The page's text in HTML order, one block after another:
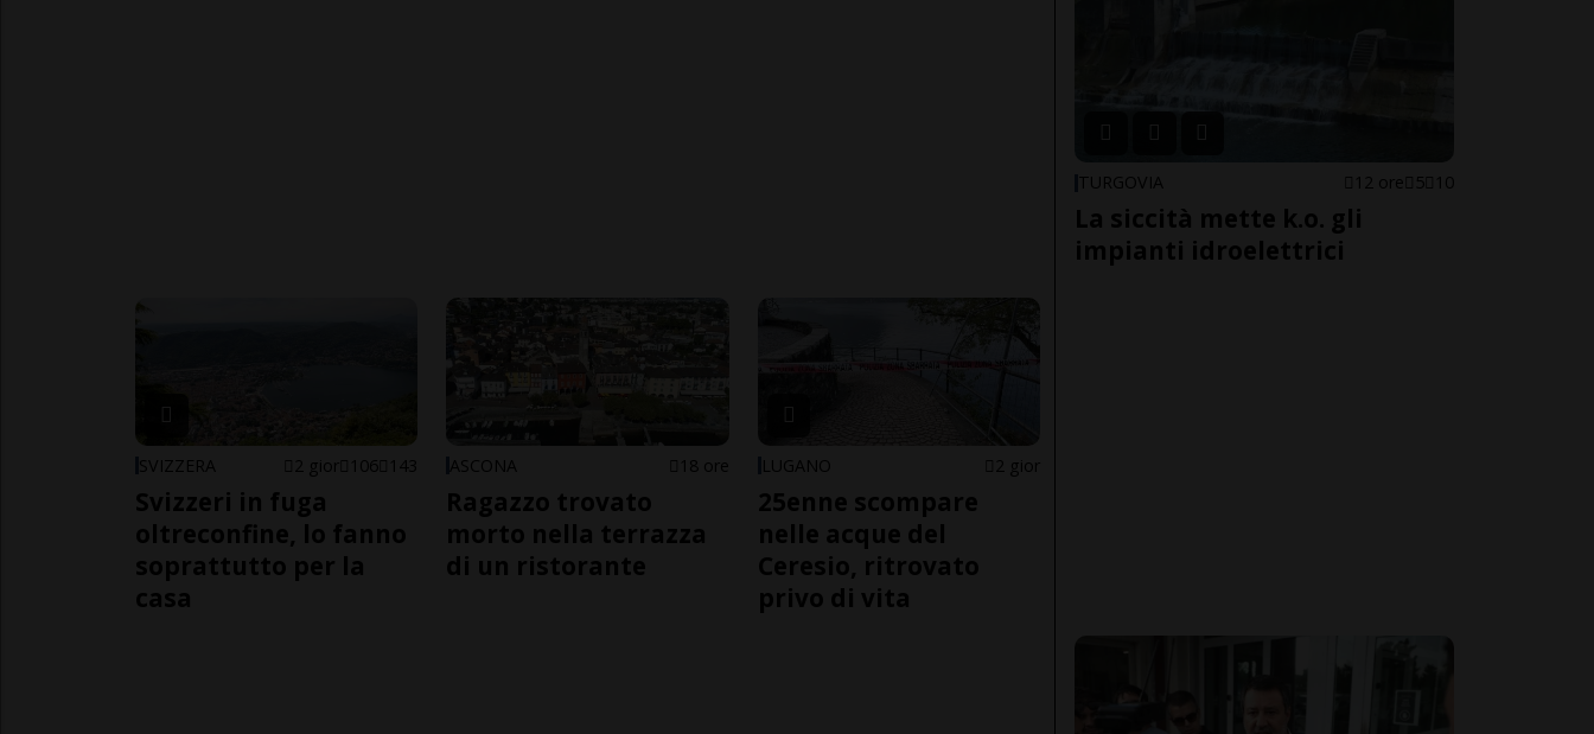
SVIZZERA 2 gior 106 143
Svizzeri in fuga
oltreconfine, lo fanno
soprattutto per la
casa
ASCONA 18 ore
Ragazzo trovato
morto nella terrazza
di un ristorante
LUGANO 2 gior
25enne scompare
nelle acque del
Ceresio, ritrovato
privo di vita
TURGOVIA 12 ore 5 10
La siccità mette k.o. gli
impianti idroelettrici